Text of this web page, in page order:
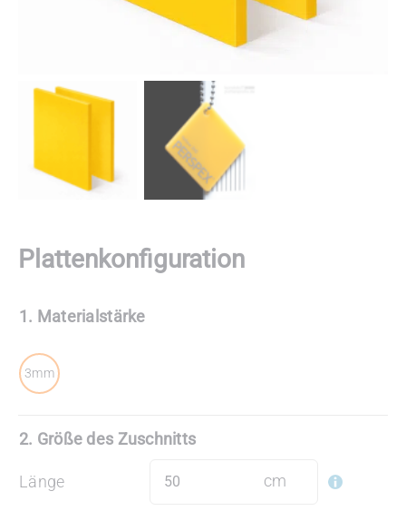
Plattenkonfiguration
1. Materialstärke
3mm
2. Größe des Zuschnitts
Länge cm